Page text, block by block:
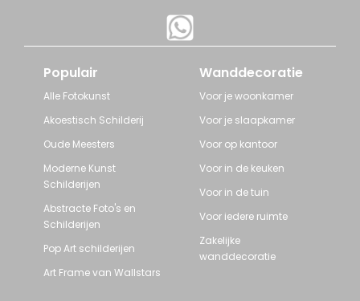
Populair
Alle Fotokunst
Akoestisch Schilderij
Oude Meesters
Moderne Kunst
Schilderijen
Abstracte Foto's en
Schilderijen
Pop Art schilderijen
Art Frame van Wallstars
Wanddecoratie
Voor je woonkamer
Voor je slaapkamer
Voor op kantoor
Voor in de keuken
Voor in de tuin
Voor iedere ruimte
Zakelijke
wanddecoratie